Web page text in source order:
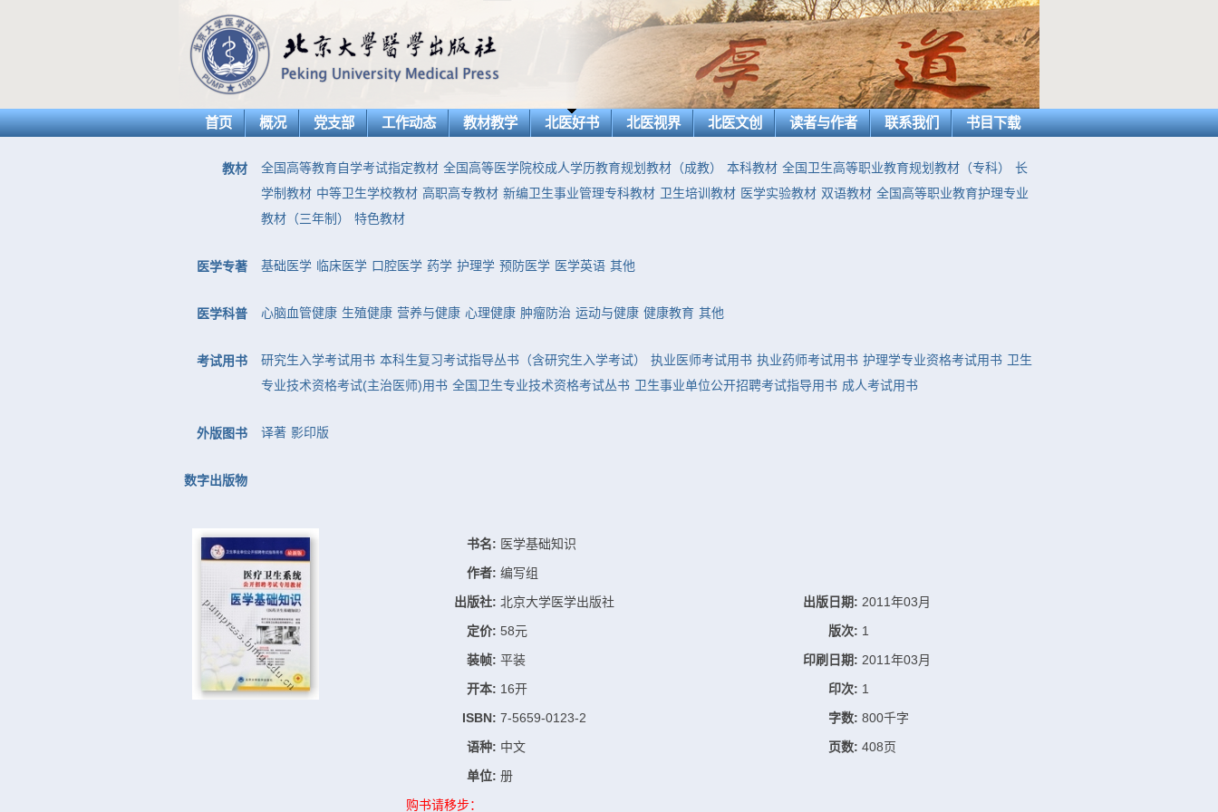
首页 概况 党支部 工作动态 教材教学 北医好书 北医视界 北医文创 读者与作者 联系我们 书目下载
教材 全国高等教育自学考试指定教材 全国高等医学院校成人学历教育规划教材（成教） 本科教材 全国卫生高等职业教育规划教材（专科）
长
学制教材 中等卫生学校教材 高职高专教材 新编卫生事业管理专科教材 卫生培训教材 医学实验教材 双语教材 全国高等职业教育护理专业
教材（三年制）
特色教材
医学专著 基础医学 临床医学 口腔医学 药学 护理学 预防医学 医学英语 其他
医学科普 心脑血管健康 生殖健康 营养与健康 心理健康 肿瘤防治 运动与健康 健康教育 其他
考试用书 研究生入学考试用书 本科生复习考试指导丛书（含研究生入学考试） 执业医师考试用书 执业药师考试用书 护理学专业资格考试用书 卫生
专业技术资格考试(主治医师)用书 全国卫生专业技术资格考试丛书 卫生事业单位公开招聘考试指导用书 成人考试用书
外版图书 译著 影印版
数字出版物
书名: 医学基础知识
作者: 编写组
出版社: 北京大学医学出版社 出版日期: 2011年03月
定价: 58元 版次: 1
装帧: 平装 印刷日期: 2011年03月
开本: 16开 印次: 1
ISBN: 7-5659-0123-2 字数: 800千字
语种: 中文 页数: 408页
单位: 册
购书请移步：